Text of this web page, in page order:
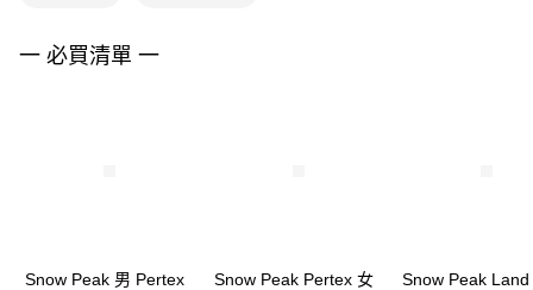
一 必買清單 一
Snow Peak 男 Pertex
Snow Peak Pertex 女
Snow Peak Land